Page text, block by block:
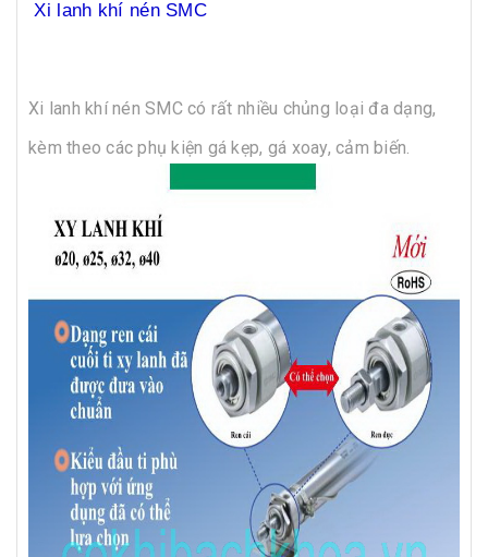
Xi lanh khí nén SMC
Xi lanh khí nén SMC có rất nhiều chủng loại đa dạng,
kèm theo các phụ kiện gá kẹp, gá xoay, cảm biến.